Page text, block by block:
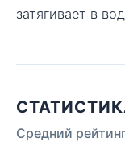
затягивает в
Средний